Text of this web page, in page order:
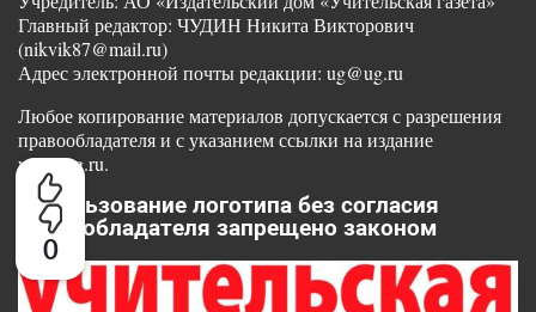
0
Главный редактор: ЧУДИН Никита Викторович
(nikvik87@mail.ru)
Адрес электронной почты редакции: ug@ug.ru
Любое копирование материалов допускается с разрешения
правообладателя и с указанием ссылки на издание
www.ug.ru.
Использование логотипа без согласия
правообладателя запрещено законом